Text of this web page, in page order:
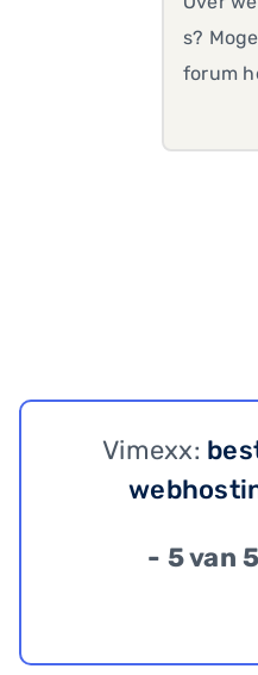
s?
forum
Vimexx:
- 5 van